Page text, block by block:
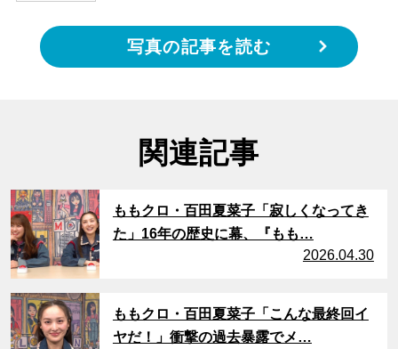
写真の記事を読む
関連記事
サムネイル
ももクロ・百田夏菜子「寂しくなってき
た」16年の歴史に幕、『もも…
2026.04.30
サムネイル
ももクロ・百田夏菜子「こんな最終回イ
ヤだ！」衝撃の過去暴露でメ…